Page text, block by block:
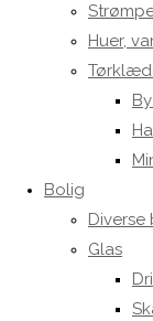
Huer,
Bolig
Glas